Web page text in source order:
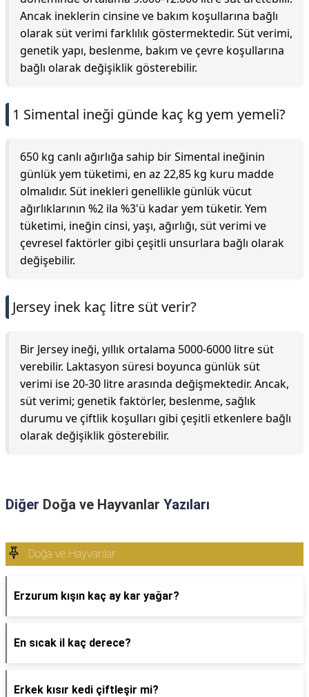
Ancak ineklerin cinsine ve bakım koşullarına bağlı
olarak süt verimi farklılık göstermektedir. Süt verimi,
genetik yapı, beslenme, bakım ve çevre koşullarına
bağlı olarak değişiklik gösterebilir.
1 Simental ineği günde kaç kg yem yemeli?
650 kg canlı ağırlığa sahip bir Simental ineğinin
günlük yem tüketimi, en az 22,85 kg kuru madde
olmalıdır. Süt inekleri genellikle günlük vücut
ağırlıklarının %2 ila %3'ü kadar yem tüketir. Yem
tüketimi, ineğin cinsi, yaşı, ağırlığı, süt verimi ve
çevresel faktörler gibi çeşitli unsurlara bağlı olarak
değişebilir.
Jersey inek kaç litre süt verir?
Bir Jersey ineği, yıllık ortalama 5000-6000 litre süt
verebilir. Laktasyon süresi boyunca günlük süt
verimi ise 20-30 litre arasında değişmektedir. Ancak,
süt verimi; genetik faktörler, beslenme, sağlık
durumu ve çiftlik koşulları gibi çeşitli etkenlere bağlı
olarak değişiklik gösterebilir.
Diğer Doğa ve Hayvanlar Yazıları
Doğa ve Hayvanlar
Erzurum kışın kaç ay kar yağar?
En sıcak il kaç derece?
Erkek kısır kedi çiftleşir mi?